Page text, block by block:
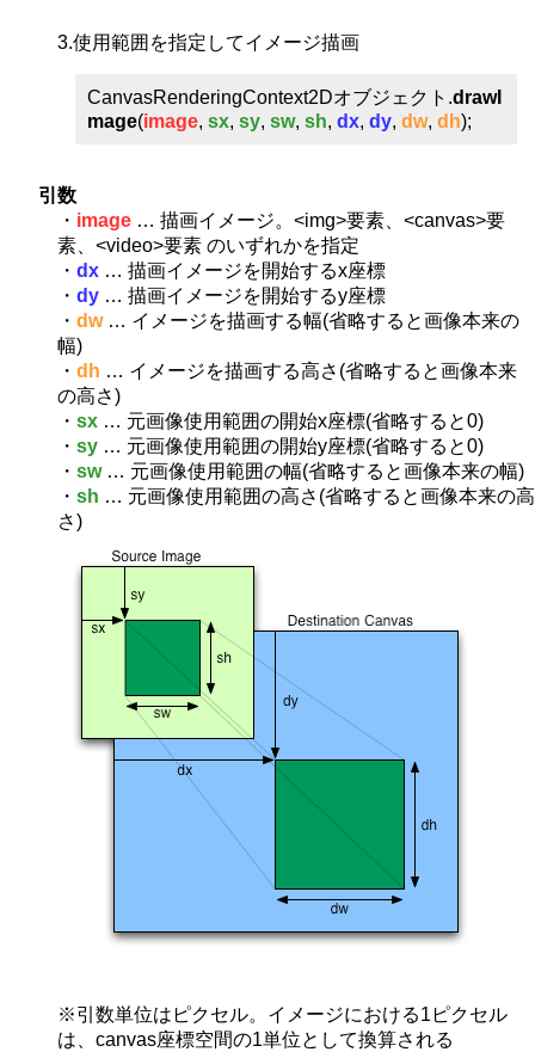
3.使用範囲を指定してイメージ描画
CanvasRenderingContext2Dオブジェクト.drawI
mage(image, sx, sy, sw, sh, dx, dy, dw, dh);
引数
・ image … 描画イメージ。<img>要素、<canvas>要
素、<video>要素 のいずれかを指定
・ dx … 描画イメージを開始するx座標
・ dy … 描画イメージを開始するy座標
・ dw… イメージを描画する幅(省略すると画像本来の
幅)
・ dh … イメージを描画する高さ(省略すると画像本来
の高さ)
・ sx … 元画像使用範囲の開始x座標(省略すると0)
・ sy … 元画像使用範囲の開始y座標(省略すると0)
・ sw… 元画像使用範囲の幅(省略すると画像本来の幅)
・ sh … 元画像使用範囲の高さ(省略すると画像本来の高
さ)
※引数単位はピクセル。イメージにおける1ピクセル
は、canvas座標空間の1単位として換算される